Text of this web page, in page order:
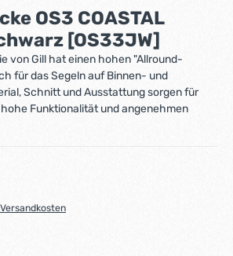
von 0 von 5 Sternen
OS3 COASTAL
[OS33JW]
von Gill hat einen hohen "Allround-
für das Segeln auf Binnen- und
Schnitt und Ausstattung sorgen für
Funktionalität und angenehmen